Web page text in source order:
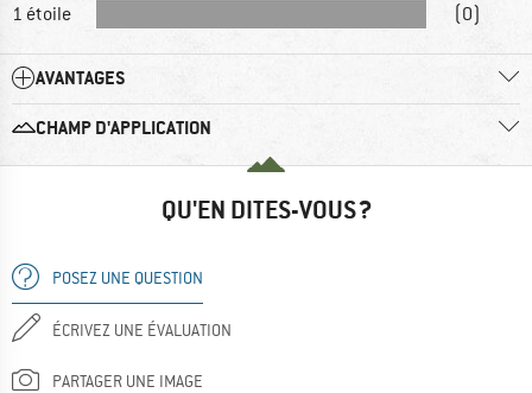
1 étoile
(0)
AVANTAGES
CHAMP D'APPLICATION
QU'EN DITES-VOUS ?
POSEZ UNE QUESTION
ÉCRIVEZ UNE ÉVALUATION
PARTAGER UNE IMAGE